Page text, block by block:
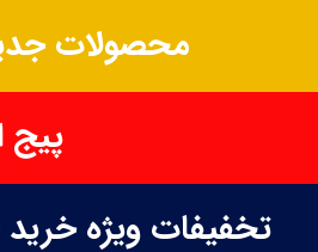
محصولات
پیج
تخفیفات ویژه